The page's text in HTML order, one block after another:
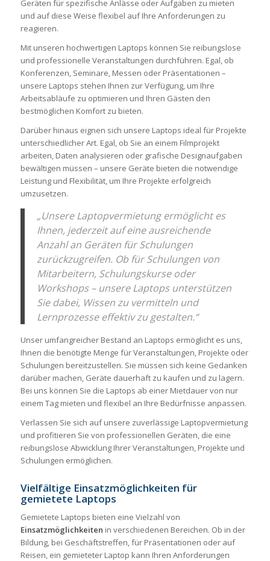
Geräten für spezifische Anlässe oder Aufgaben zu mieten
und auf diese Weise flexibel auf Ihre Anforderungen zu
reagieren.
Mit unseren hochwertigen Laptops können Sie reibungslose
und professionelle Veranstaltungen durchführen. Egal, ob
Konferenzen, Seminare, Messen oder Präsentationen –
unsere Laptops stehen Ihnen zur Verfügung, um Ihre
Arbeitsabläufe zu optimieren und Ihren Gästen den
bestmöglichen Komfort zu bieten.
Darüber hinaus eignen sich unsere Laptops ideal für Projekte
unterschiedlicher Art. Egal, ob Sie an einem Filmprojekt
arbeiten, Daten analysieren oder grafische Designaufgaben
bewältigen müssen – unsere Geräte bieten die notwendige
Leistung und Flexibilität, um Ihre Projekte erfolgreich
umzusetzen.
„Unsere Laptopvermietung ermöglicht es
Ihnen, jederzeit auf eine ausreichende
Anzahl an Geräten für Schulungen
zurückzugreifen. Ob für Schulungen von
Mitarbeitern, Schulungskurse oder
Workshops – unsere Laptops unterstützen
Sie dabei, Wissen zu vermitteln und
Lernprozesse effektiv zu gestalten.“
Unser umfangreicher Bestand an Laptops ermöglicht es uns,
Ihnen die benötigte Menge für Veranstaltungen, Projekte oder
Schulungen bereitzustellen. Sie müssen sich keine Gedanken
darüber machen, Geräte dauerhaft zu kaufen und zu lagern.
Bei uns können Sie die Laptops ab einer Mietdauer von nur
einem Tag mieten und flexibel an Ihre Bedürfnisse anpassen.
Verlassen Sie sich auf unsere zuverlässige Laptopvermietung
und profitieren Sie von professionellen Geräten, die eine
reibungslose Abwicklung Ihrer Veranstaltungen, Projekte und
Schulungen ermöglichen.
Vielfältige Einsatzmöglichkeiten für
gemietete Laptops
Gemietete Laptops bieten eine Vielzahl von
Einsatzmöglichkeiten in verschiedenen Bereichen. Ob in der
Bildung, bei Geschäftstreffen, für Präsentationen oder auf
Reisen, ein gemieteter Laptop kann Ihren Anforderungen